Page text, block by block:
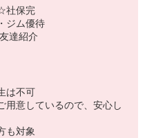
社保完
ジム優待
達紹介
は不可
用意しているので、安心し
も対象